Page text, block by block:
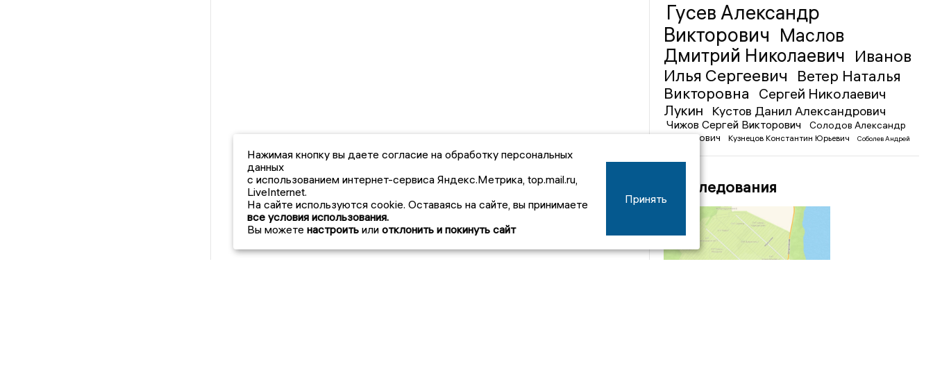
Гусев Александр
Викторович Маслов
Дмитрий Николаевич Иванов
Илья Сергеевич
Ветер Наталья
Викторовна
Сергей Николаевич
Лукин
Кустов Данил Александрович
Чижов Сергей Викторович
Солодов Александр
Михайлович
Кузнецов Константин Юрьевич
Соболев Андрей
Расследования
Нажимая кнопку вы даете согласие на обработку персональных
данных
с использованием интернет-сервиса Яндекс.Метрика, top.mail.ru,
LiveInternet.
На сайте используются cookie. Оставаясь на сайте, вы принимаете
все условия использования.
Вы можете настроить или отклонить и покинуть сайт
Принять